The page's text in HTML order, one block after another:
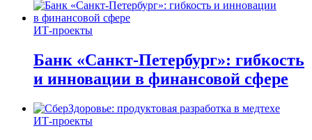
ИТ-проекты
Банк «Санкт-Петербург»: гибкость
и инновации в финансовой сфере
ИТ-проекты